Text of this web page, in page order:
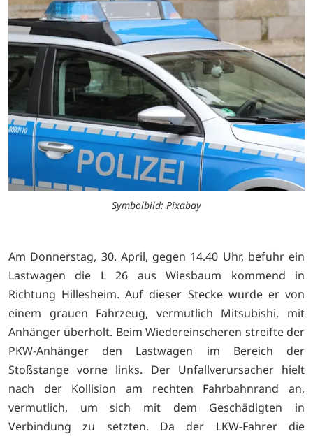
Symbolbild: Pixabay
Am Donnerstag, 30. April, gegen 14.40 Uhr, befuhr ein
Lastwagen die L 26 aus Wiesbaum kommend in
Richtung Hillesheim. Auf dieser Stecke wurde er von
einem grauen Fahrzeug, vermutlich Mitsubishi, mit
Anhänger überholt. Beim Wiedereinscheren streifte der
PKW-Anhänger den Lastwagen im Bereich der
Stoßstange vorne links. Der Unfallverursacher hielt
nach der Kollision am rechten Fahrbahnrand an,
vermutlich, um sich mit dem Geschädigten in
Verbindung zu setzten. Da der LKW-Fahrer die